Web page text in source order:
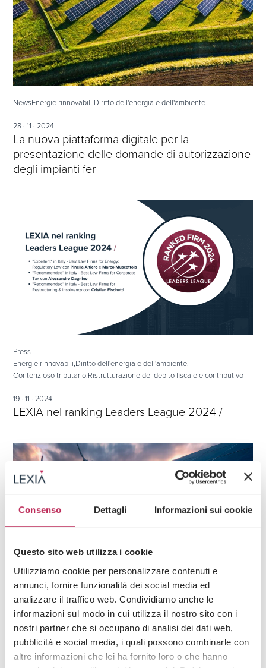
Consenso Dettagli Informazioni sui cookie
Questo sito web utilizza i cookie
Utilizziamo cookie per personalizzare contenuti e
annunci, fornire funzionalità dei social media ed
analizzare il traffico web. Condividiamo anche le
informazioni sul modo in cui utilizza il nostro sito con i
nostri partner che si occupano di analisi dei dati web,
pubblicità e social media, i quali possono combinarle con
altre informazioni che lei ha fornito loro o che hanno
NewsEnergie rinnovabili,Diritto dell'energia e dell'ambiente
28 · 11 · 2024
La nuova piattaforma digitale per la
presentazione delle domande di autorizzazione
degli impianti fer
Press
Energie rinnovabili,Diritto dell'energia e dell'ambiente,
Contenzioso tributario,Ristrutturazione del debito fiscale e contributivo
19 · 11 · 2024
LEXIA nel ranking Leaders League 2024 /
News Energie rinnovabili, Diritto dell'energia e dell'ambiente
18 · 11 · 2024
Il Consiglio di Stato sospende l’art. 7, comma 2
lett. c), del DM Aree Idonee